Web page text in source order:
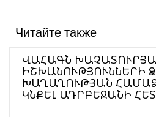
Читайте также
ՎԱՀԱԳՆ
ԻՇԽԱՆՈՒԹՅՈՒՆՆԵՐԻ
ԽԱՂԱՂՈՒԹՅԱՆ
ԿՆՔԵԼ ԱԴՐԲԵՋԱՆԻ ՀԵՏ